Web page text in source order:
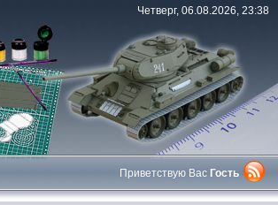
Четверг, 06.08.2026, 23:38
Приветствую Вас Гость